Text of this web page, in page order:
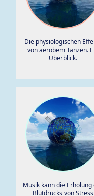
Die physiologischen
von aerobem Tanzen.
Überblick.
Musik kann die Erholung
Blutdrucks von Stress